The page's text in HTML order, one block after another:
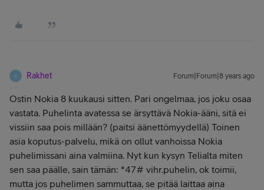
R Rakhet Forum|Forum|8 years ago
Ostin Nokia 8 kuukausi sitten. Pari ongelmaa, jos joku osaa
vastata. Puhelinta avatessa se ärsyttävä Nokia-ääni, sitä ei
vissiin saa pois millään? (paitsi äänettömyydellä) Toinen
asia koputus-palvelu, mikä on ollut vanhoissa Nokia
puhelimissani aina valmiina. Nyt kun kysyn Telialta miten
sen saa päälle, sain tämän: *47# vihr.puhelin, ok toimii,
mutta jos puhelimen sammuttaa, se pitää laittaa aina